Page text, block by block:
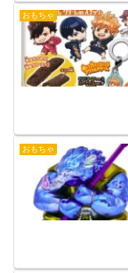
おもちゃ
おもちゃ